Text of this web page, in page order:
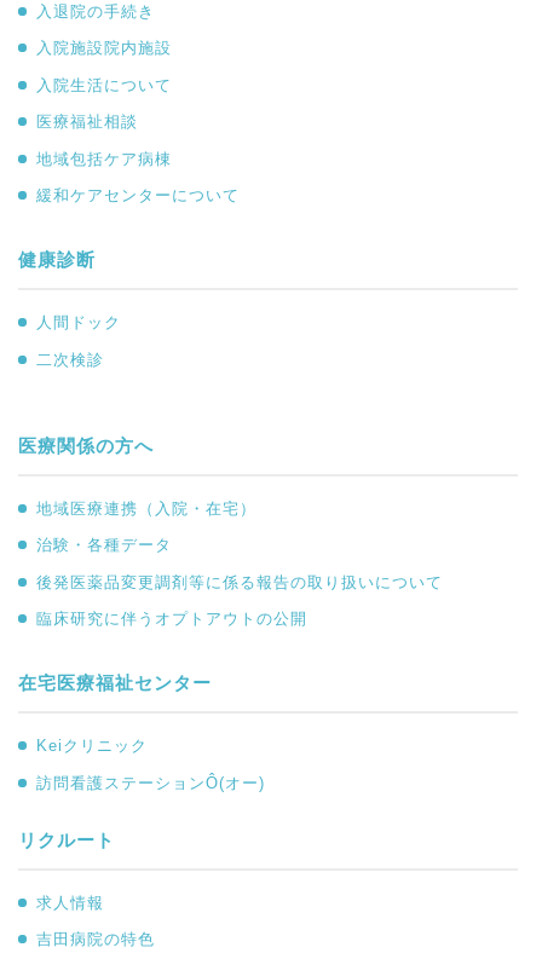
入退院の手続き
入院施設院内施設
入院生活について
医療福祉相談
地域包括ケア病棟
緩和ケアセンターについて
健康診断
人間ドック
二次検診
医療関係の方へ
地域医療連携（入院・在宅）
治験・各種データ
後発医薬品変更調剤等に係る報告の取り扱いについて
臨床研究に伴うオプトアウトの公開
在宅医療福祉センター
Keiクリニック
訪問看護ステーションÔ(オー)
リクルート
求人情報
吉田病院の特色